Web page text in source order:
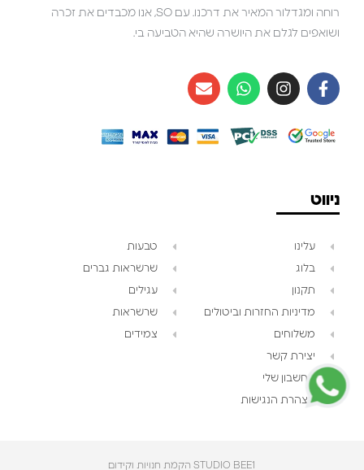
רוחה ומגדלור המאיר את דרכנו. עם SO, אנו מכבדים את זכרה
ושואפים לגלם את היושרה שהיא הטביעה בי.
ניווט
עלינו
בלוג
תקנון
מדיניות החזרות וביטולים
משלוחים
יצירת קשר
החשבון שלי
הצהרת הנגישות
טבעות
שרשראות גברים
עגילים
שרשראות
צמידים
STUDIO BEE1 הקמת חנויות וקידום‎
💬 נחזור אליך בהקדם